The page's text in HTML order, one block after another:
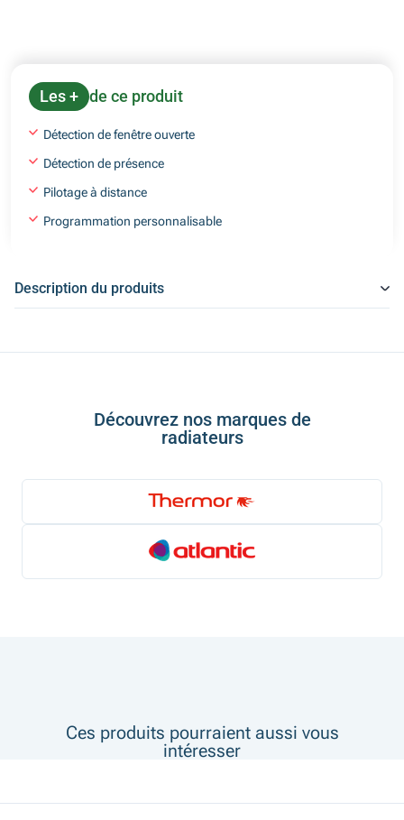
Les + de ce produit
Détection de fenêtre ouverte
Détection de présence
Pilotage à distance
Programmation personnalisable
Description du produits
Découvrez nos marques de
radiateurs
Ces produits pourraient aussi vous
intéresser